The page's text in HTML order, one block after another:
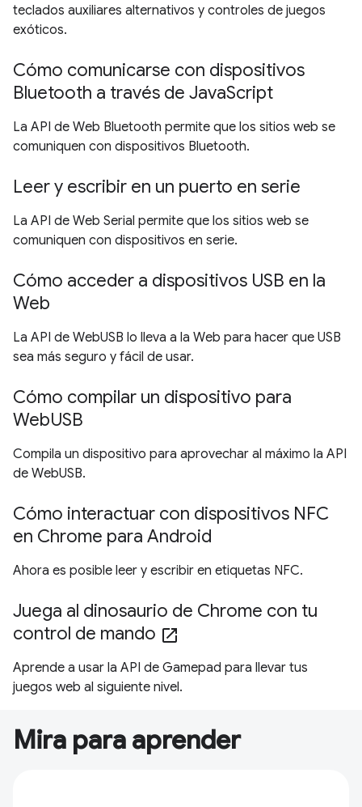
teclados auxiliares alternativos y controles de juegos
exóticos.
Cómo comunicarse con dispositivos
Bluetooth a través de JavaScript
La API de Web Bluetooth permite que los sitios web se
comuniquen con dispositivos Bluetooth.
Leer y escribir en un puerto en serie
La API de Web Serial permite que los sitios web se
comuniquen con dispositivos en serie.
Cómo acceder a dispositivos USB en la
Web
La API de WebUSB lo lleva a la Web para hacer que USB
sea más seguro y fácil de usar.
Cómo compilar un dispositivo para
WebUSB
Compila un dispositivo para aprovechar al máximo la API
de WebUSB.
Cómo interactuar con dispositivos NFC
en Chrome para Android
Ahora es posible leer y escribir en etiquetas NFC.
Juega al dinosaurio de Chrome con tu
control de mando open_in_new
Aprende a usar la API de Gamepad para llevar tus
juegos web al siguiente nivel.
Mira para aprender